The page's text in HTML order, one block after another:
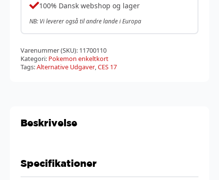
100% Dansk webshop og lager
NB: Vi leverer også til andre lande i Europa
Varenummer (SKU): 11700110
Kategori: Pokemon enkeltkort
Tags:Alternative Udgaver,CES 17
Beskrivelse
Specifikationer